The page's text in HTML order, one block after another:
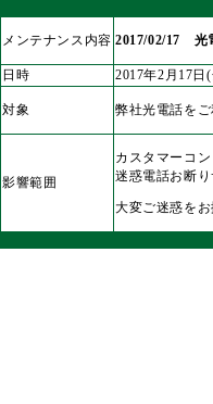
メンテナンス内容 2017/02/17 光
日時 2017年2月17
対象 弊社光電話を
影響範囲
カスタマーコ
迷惑電話お断
大変ご迷惑を